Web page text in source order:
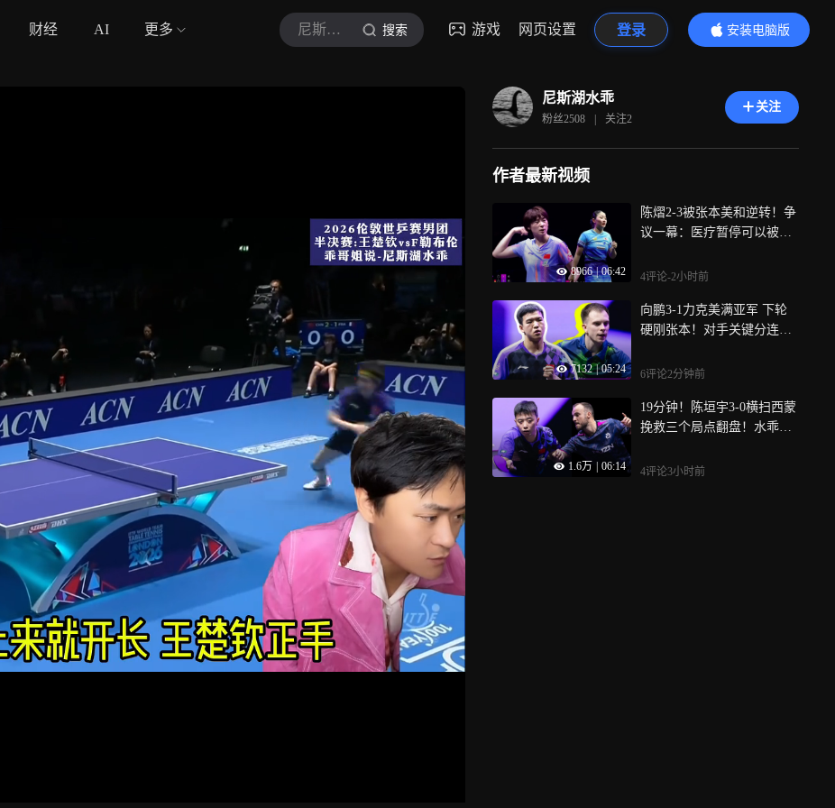
财经 AI 更多 尼斯湖水乖 搜索 游戏 网页设置 登录
安装电脑版
内容更精彩
尼斯湖水乖
粉丝2508 | 关注2
关注
作者最新视频
8966 | 06:42
陈熠2-3被张本美和逆转！争
议一幕：医疗暂停可以被拒
4评论-2小时前
7132 | 05:24
向鹏3-1力克美满亚军 下轮
硬刚张本！对手关键分连送
6评论2分钟前
1.6万 06:14
19分钟！陈垣宇3-0横扫西蒙
挽救三个局点翻盘！水乖解
4评论3小时前